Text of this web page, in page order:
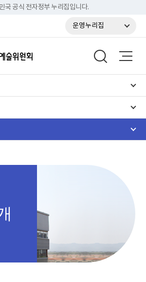
국 공식 전자정부 누리집입니다.
운영누리집